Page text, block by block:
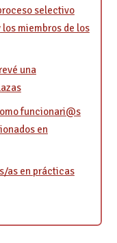
selectivo
miembros de los
una
funcionari@s
en
as en prácticas